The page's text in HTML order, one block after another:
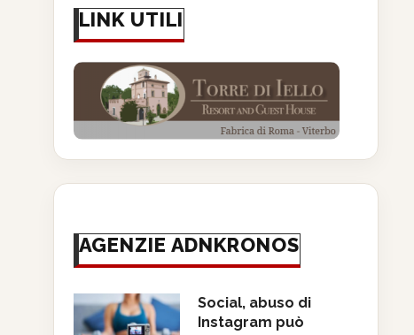
LINK UTILI
AGENZIE ADNKRONOS
Social, abuso di
Instagram può